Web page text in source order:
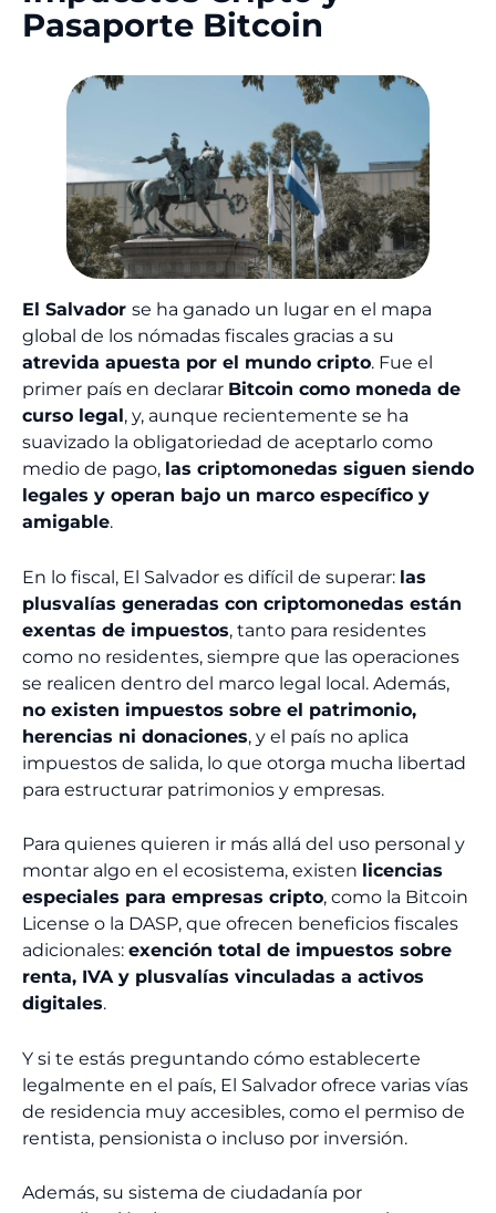
Pasaporte Bitcoin
El Salvador se ha ganado un lugar en el mapa
global de los nómadas fiscales gracias a su
atrevida apuesta por el mundo cripto. Fue el
primer país en declarar Bitcoin como moneda de
curso legal, y, aunque recientemente se ha
suavizado la obligatoriedad de aceptarlo como
medio de pago, las criptomonedas siguen siendo
legales y operan bajo un marco específico y
amigable.
En lo fiscal, El Salvador es difícil de superar: las
plusvalías generadas con criptomonedas están
exentas de impuestos, tanto para residentes
como no residentes, siempre que las operaciones
se realicen dentro del marco legal local. Además,
no existen impuestos sobre el patrimonio,
herencias ni donaciones, y el país no aplica
impuestos de salida, lo que otorga mucha libertad
para estructurar patrimonios y empresas.
Para quienes quieren ir más allá del uso personal y
montar algo en el ecosistema, existen licencias
especiales para empresas cripto, como la Bitcoin
License o la DASP, que ofrecen beneficios fiscales
adicionales: exención total de impuestos sobre
renta, IVA y plusvalías vinculadas a activos
digitales.
Y si te estás preguntando cómo establecerte
legalmente en el país, El Salvador ofrece varias vías
de residencia muy accesibles, como el permiso de
rentista, pensionista o incluso por inversión.
Además, su sistema de ciudadanía por